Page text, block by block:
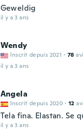
Geweldig
il y a 3 ans
Wendy
Inscrit depuis 2021 · 78
il y a 3 ans
Angela
Inscrit depuis 2020 · 12
Tela fina. Elastan. Se
il y a 3 ans